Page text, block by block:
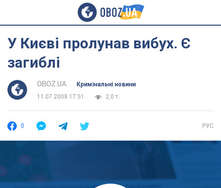
У Києві пролунав вибух. Є
загиблі
OBOZ.UA
Кримінальні новини
11.07.2008 17:51
2,0 т.
0 РУС